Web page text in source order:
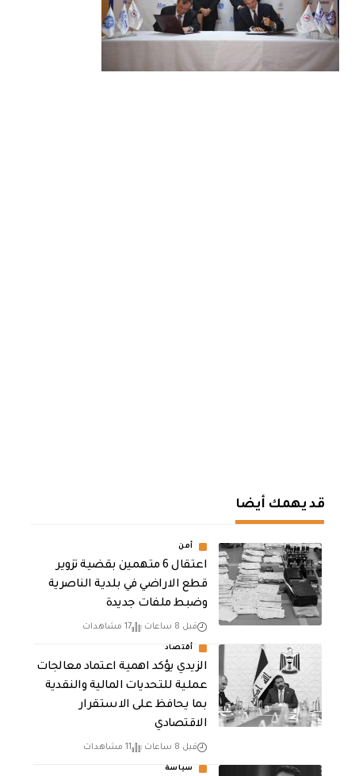
قد يهمك أيضا
أمن
اعتقال 6 متهمين بقضية تزوير
قطع الاراضي في بلدية الناصرية
وضبط ملفات جديدة
قبل 8 ساعات 17 مشاهدات
أقتصاد
الزيدي يؤكد اهمية اعتماد معالجات
عملية للتحديات المالية والنقدية
بما يحافظ على الاستقرار
الاقتصادي
قبل 8 ساعات 11 مشاهدات
سياسة